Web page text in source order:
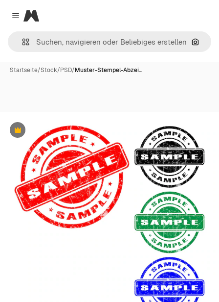
Close menu
Magnific
Nach
Startseite/Stock/PSD/Muster-Stempel-Abzei…
Premium